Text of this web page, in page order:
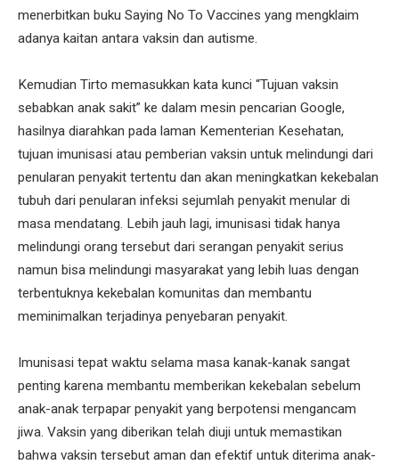
menerbitkan buku Saying No To Vaccines yang mengklaim
adanya kaitan antara vaksin dan autisme.
Kemudian Tirto memasukkan kata kunci “Tujuan vaksin
sebabkan anak sakit” ke dalam mesin pencarian Google,
hasilnya diarahkan pada laman Kementerian Kesehatan,
tujuan imunisasi atau pemberian vaksin untuk melindungi dari
penularan penyakit tertentu dan akan meningkatkan kekebalan
tubuh dari penularan infeksi sejumlah penyakit menular di
masa mendatang. Lebih jauh lagi, imunisasi tidak hanya
melindungi orang tersebut dari serangan penyakit serius
namun bisa melindungi masyarakat yang lebih luas dengan
terbentuknya kekebalan komunitas dan membantu
meminimalkan terjadinya penyebaran penyakit.
Imunisasi tepat waktu selama masa kanak-kanak sangat
penting karena membantu memberikan kekebalan sebelum
anak-anak terpapar penyakit yang berpotensi mengancam
jiwa. Vaksin yang diberikan telah diuji untuk memastikan
bahwa vaksin tersebut aman dan efektif untuk diterima anak-